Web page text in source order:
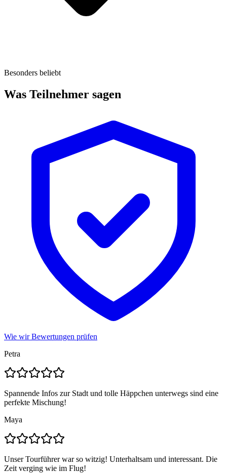
Besonders beliebt
Was Teilnehmer sagen
Wie wir Bewertungen prüfen
Petra
Spannende Infos zur Stadt und tolle Häppchen unterwegs sind eine
perfekte Mischung!
Maya
Unser Tourführer war so witzig! Unterhaltsam und interessant. Die
Zeit verging wie im Flug!